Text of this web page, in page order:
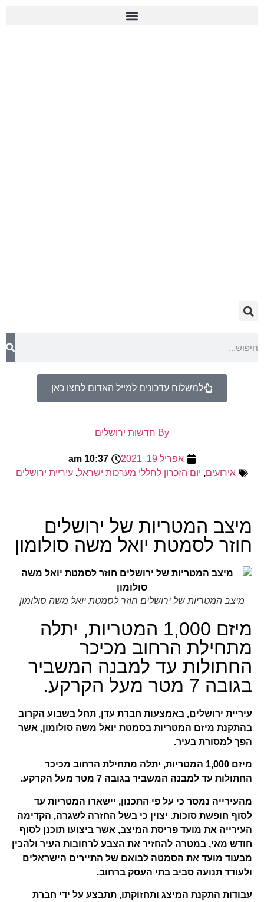
למשלוח עדכונים למייל האדום לחצו כאן
By חדשות ירושלים
אפריל 19, 2021
10:37 am
אירועים, יום הזכרון לחללי מערכות ישראל, עיריית ירושלים
מיצב המטריות של ירושלים
חוזר לסמטת יואל משה סולומון
מיצב המטריות של ירושלים חוזר לסמטת יואל משה סולומון
מיזם 1,000 המטריות, יתלה
מתחילת הרחוב מכיכר
החתולות עד למבנה המשביר
בגובה 7 מטר מעל הקרקע.
עיריית ירושלים, באמצעות חברת עדן, תחל בשבוע הקרוב
בהתקנת מיזם המטריות בסמטת יואל משה סולומון, אשר
הפך למסורת בעיר.
מיזם 1,000 המטריות, יתלה מתחילת הרחוב מכיכר
החתולות עד למבנה המשביר בגובה 7 מטר מעל הקרקע.
מהעירייה נמסר כי על פי התכנון, יישארו המטריות עד
לסוף חופשת סוכות. יצוין כי בשל החזרה לשגרה, הקדימה
העירייה את מועד פריסת המיצב, אשר ביצועו תוכנן לסוף
חודש מאי, במטרה להחזיר את הצבע לרחובות העיר ולהכין
מבעוד מועד את הסמטה לבואם של התיירים הישראלים
ולעודד תנועה סביב בתי העסק ברחוב.
עבודות התקנת המיצג ותחזוקתו, תתבצע על ידי חברת